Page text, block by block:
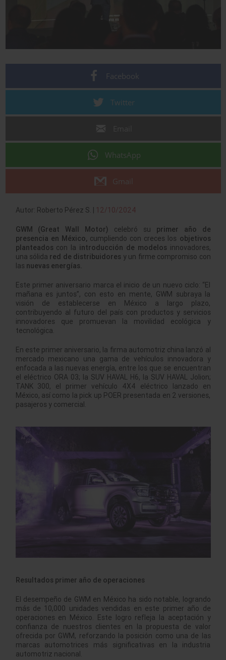
Facebook
Twitter
WhatsApp
Gmail
Autor: Roberto Pérez S. | 12/10/2024
GWM (Great Wall Motor) celebró su primer año de
presencia en México, cumpliendo con creces los objetivos
planteados con la introducción de modelos innovadores,
una sólida red de distribuidores y un firme compromiso con
las nuevas energías.
Este primer aniversario marca el inicio de un nuevo ciclo: “El
mañana es juntos”, con esto en mente, GWM subraya la
visión de establecerse en México a largo plazo,
contribuyendo al futuro del país con productos y servicios
innovadores que promuevan la movilidad ecológica y
tecnológica.
En este primer aniversario, la firma automotriz china lanzó al
mercado mexicano una gama de vehículos innovadora y
enfocada a las nuevas energía, entre los que se encuentran
el eléctrico ORA 03; la SUV HAVAL H6, la SUV HAVAL Jolion;
TANK 300, el primer vehículo 4X4 eléctrico lanzado en
México, así como la pick up POER presentada en 2 versiones,
pasajeros y comercial.
Resultados primer año de operaciones
El desempeño de GWM en México ha sido notable, logrando
más de 10,000 unidades vendidas en este primer año de
operaciones en México. Este logro refleja la aceptación y
confianza de nuestros clientes en la propuesta de valor
ofrecida por GWM, reforzando la posición como una de las
marcas automotrices más significativas en la industria
automotriz nacional.